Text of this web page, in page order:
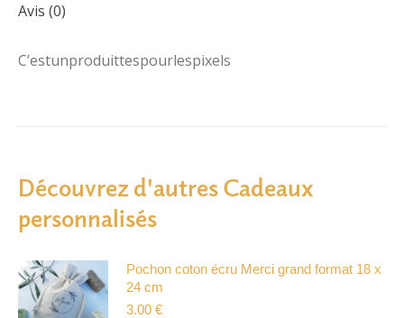
Avis (0)
C’estunproduittespourlespixels
Découvrez d'autres Cadeaux
personnalisés
Pochon coton écru Merci grand format 18 x
24 cm
3.00 €